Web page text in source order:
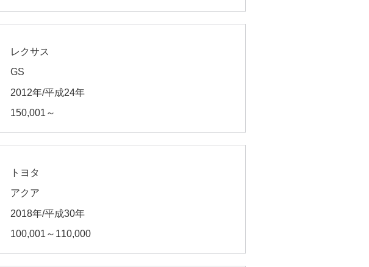
レクサス
GS
2012年/平成24年
150,001～
トヨタ
アクア
2018年/平成30年
100,001～110,000